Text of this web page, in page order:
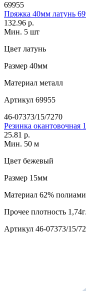
69955
Пряжка 40мм латунь
132.96 р.
Мин. 5 шт
Цвет латунь
Размер 40мм
Материал металл
Артикул 69955
46-07373/15/7270
Резинка
25.81 р.
Мин. 50 м
Цвет бежевый
Размер 15мм
Материал 62%
Прочее плотность
Артикул 46-07373/15/